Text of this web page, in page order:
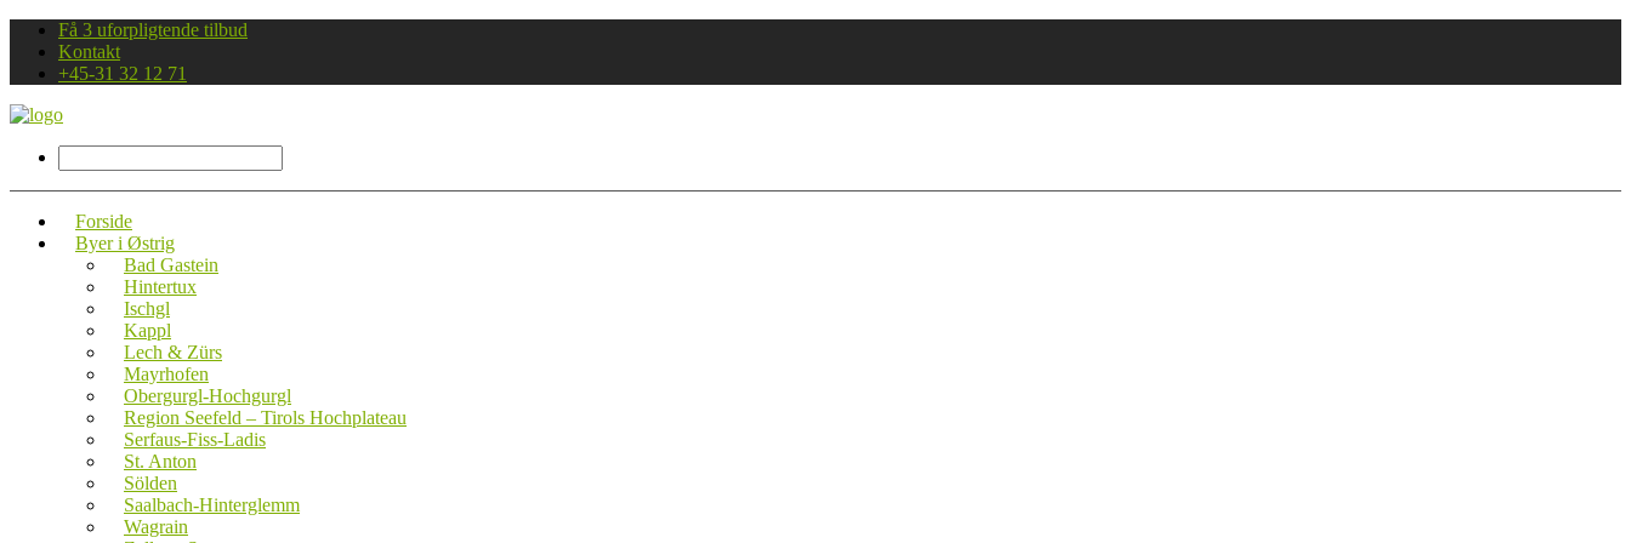
Få 3 uforpligtende tilbud
Kontakt
+45-31 32 12 71
Forside
Byer i Østrig
Bad Gastein
Hintertux
Ischgl
Kappl
Lech & Zürs
Mayrhofen
Obergurgl-Hochgurgl
Region Seefeld – Tirols Hochplateau
Serfaus-Fiss-Ladis
St. Anton
Sölden
Saalbach-Hinterglemm
Wagrain